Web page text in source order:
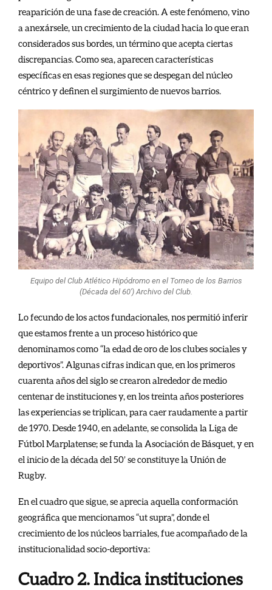
reaparición de una fase de creación. A este fenómeno, vino
a anexársele, un crecimiento de la ciudad hacia lo que eran
considerados sus bordes, un término que acepta ciertas
discrepancias. Como sea, aparecen características
específicas en esas regiones que se despegan del núcleo
céntrico y definen el surgimiento de nuevos barrios.
Equipo del Club Atlético Hipódromo en el Torneo de los Barrios
(Década del 60′) Archivo del Club.
Lo fecundo de los actos fundacionales, nos permitió inferir
que estamos frente a un proceso histórico que
denominamos como “la edad de oro de los clubes sociales y
deportivos”. Algunas cifras indican que, en los primeros
cuarenta años del siglo se crearon alrededor de medio
centenar de instituciones y, en los treinta años posteriores
las experiencias se triplican, para caer raudamente a partir
de 1970. Desde 1940, en adelante, se consolida la Liga de
Fútbol Marplatense; se funda la Asociación de Básquet, y en
el inicio de la década del 50’ se constituye la Unión de
Rugby.
En el cuadro que sigue, se aprecia aquella conformación
geográfica que mencionamos “ut supra”, donde el
crecimiento de los núcleos barriales, fue acompañado de la
institucionalidad socio-deportiva:
Cuadro 2. Indica instituciones